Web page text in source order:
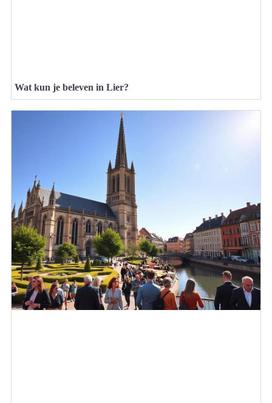
Wat kun je beleven in Lier?